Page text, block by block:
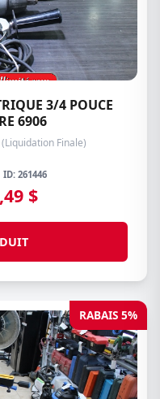
3/4 POUCE
6906
Finale)
261446
$
RABAIS 5%